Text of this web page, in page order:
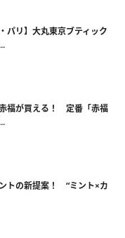
パリ】大丸東京ブティック
赤福が買える！ 定番「赤福
ントの新提案！ “ミント×カ